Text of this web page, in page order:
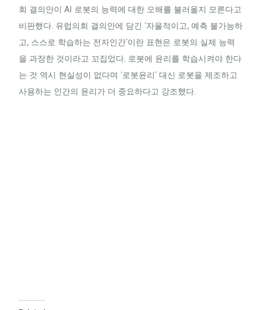
회 결의안이 AI 로봇의 능력에 대한 오해를 불러올지 모른다고
비판했다. 유럽의회 결의안에 담긴 ‘자율적이고, 예측 불가능하
고, 스스로 학습하는 전자인간’이란 표현은 로봇의 실제 능력
을 과장한 것이라고 꼬집었다. 로봇에 윤리를 학습시켜야 한다
는 것 역시 현실성이 없다며 ‘로봇윤리’ 대신 로봇을 제조하고
사용하는 인간의 윤리가 더 중요하다고 강조했다.